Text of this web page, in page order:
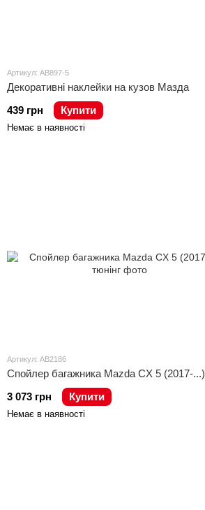
Артикул: AB897-5
Декоративні наклейки на кузов Мазда
439 грн
Купити
Немає в наявності
Артикул: AB2186
Спойлер багажника Mazda CX 5 (2017-...)
3 073 грн
Купити
Немає в наявності